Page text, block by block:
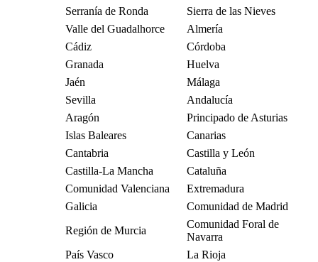
Serranía de Ronda
Sierra de las Nieves
Valle del Guadalhorce
Almería
Cádiz
Córdoba
Granada
Huelva
Jaén
Málaga
Sevilla
Andalucía
Aragón
Principado de Asturias
Islas Baleares
Canarias
Cantabria
Castilla y León
Castilla-La Mancha
Cataluña
Comunidad Valenciana
Extremadura
Galicia
Comunidad de Madrid
Región de Murcia
Comunidad Foral de
Navarra
País Vasco
La Rioja